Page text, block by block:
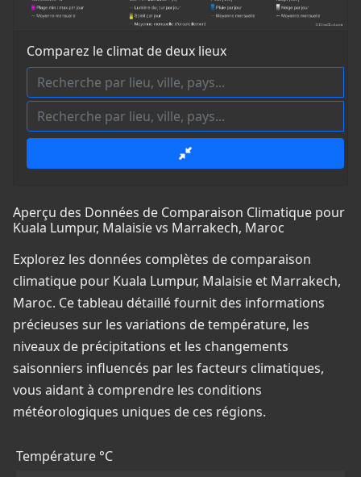
Comparez le climat de deux lieux
Aperçu des Données de Comparaison Climatique pour
Kuala Lumpur, Malaisie vs Marrakech, Maroc
Explorez les données complètes de comparaison
climatique pour Kuala Lumpur, Malaisie et Marrakech,
Maroc. Ce tableau détaillé fournit des informations
précieuses sur les variations de température, les
niveaux de précipitations et les changements
saisonniers influencés par les facteurs climatiques,
vous aidant à comprendre les conditions
météorologiques uniques de ces régions.
Température °C